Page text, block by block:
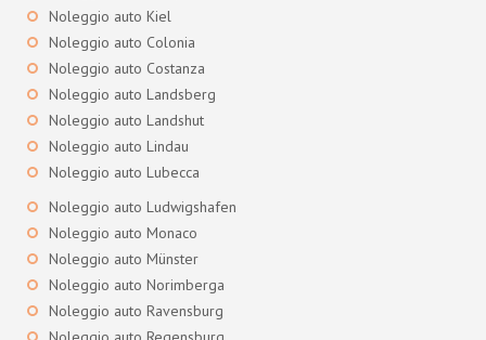
Noleggio auto Kiel
Noleggio auto Colonia
Noleggio auto Costanza
Noleggio auto Landsberg
Noleggio auto Landshut
Noleggio auto Lindau
Noleggio auto Lubecca
Noleggio auto Ludwigshafen
Noleggio auto Monaco
Noleggio auto Münster
Noleggio auto Norimberga
Noleggio auto Ravensburg